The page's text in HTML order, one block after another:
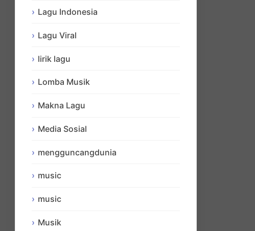
Lagu Indonesia
Lagu Viral
lirik lagu
Lomba Musik
Makna Lagu
Media Sosial
mengguncangdunia
music
music
Musik